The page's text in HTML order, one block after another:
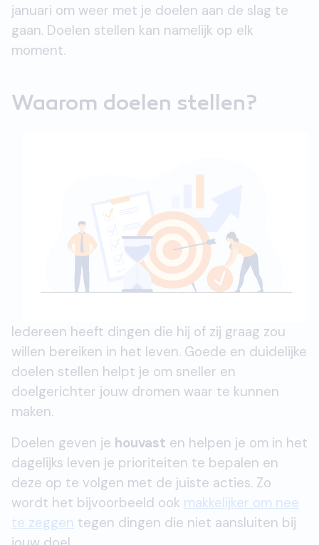
januari om weer met je doelen aan de slag te
gaan. Doelen stellen kan namelijk op elk
moment.
Waarom doelen stellen?
Iedereen heeft dingen die hij of zij graag zou
willen bereiken in het leven. Goede en duidelijke
doelen stellen helpt je om sneller en
doelgerichter jouw dromen waar te kunnen
maken.
Doelen geven je houvast en helpen je om in het
dagelijks leven je prioriteiten te bepalen en
deze op te volgen met de juiste acties. Zo
wordt het bijvoorbeeld ook makkelijker om nee
te zeggen tegen dingen die niet aansluiten bij